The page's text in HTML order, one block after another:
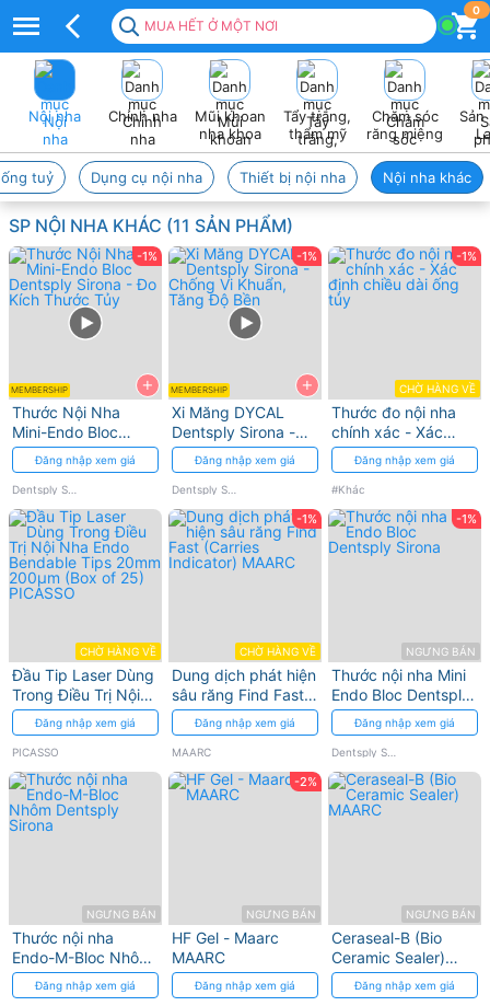
MUA HẾT Ở MỘT NƠI
0
Sản
phẩm
nội
nha
khác
–
Hỗ
trợ
toàn
trong
điều
trị
tủy
Nội nha Chỉnh nha
Mũi khoan
nha khoa
Tẩy trắng,
thẩm mỹ
Chăm sóc
răng miệng
Sản
tuỷ Dụng cụ nội nha Thiết bị nội nha Nội nha khác
SP NỘI NHA KHÁC (11 SẢN PHẨM)
-1%
+
MEMBERSHIP
Thước Nội Nha
Mini-Endo Bloc
Dentsply Sirona -
Đo Kích Thước Tủy
Đăng nhập xem giá
-1%
+
MEMBERSHIP
Xi Măng DYCAL
Dentsply Sirona -
Chống Vi Khuẩn,
Tăng Độ Bền
Đăng nhập xem giá
Dentsply Sirona
-1%
CHỜ HÀNG VỀ
Thước đo nội nha
chính xác - Xác
định chiều dài ống
tủy
Đăng nhập xem giá
#Khác
CHỜ HÀNG VỀ
Đầu Tip Laser Dùng
Trong Điều Trị Nội
Nha Endo Bendable
Tips 20mm 200µm
(Box of 25)
PICASSO
Đăng nhập xem giá
PICASSO
-1%
CHỜ HÀNG VỀ
Dung dịch phát hiện
sâu răng Find Fast
(Carries Indicator)
MAARC
Đăng nhập xem giá
MAARC
-1%
NGƯNG BÁN
Thước nội nha Mini
Endo Bloc Dentsply
SironaĐăng nhập xem giá
Dentsply Sirona
NGƯNG BÁN
Thước nội nha
Endo-M-Bloc Nhôm
Dentsply Sirona
Đăng nhập xem giá
-2%
NGƯNG BÁN
HF Gel - Maarc
MAARC
Đăng nhập xem giá
NGƯNG BÁN
Ceraseal-B (Bio
Ceramic Sealer)
MAARC
Đăng nhập xem giá